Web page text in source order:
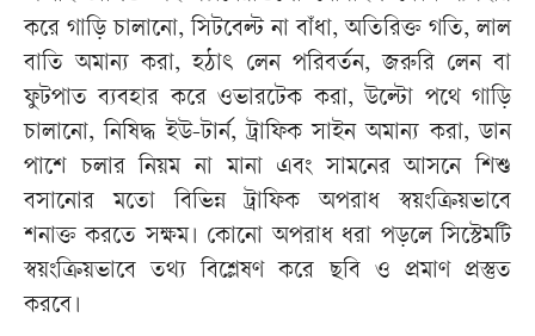
করে গাড়ি চালানো, সিটবেল্ট না বাঁধা, অতিরিক্ত গতি, লাল
বাতি অমান্য করা, হঠাৎ লেন পরিবর্তন, জরুরি লেন বা
ফুটপাত ব্যবহার করে ওভারটেক করা, উল্টো পথে গাড়ি
চালানো, নিষিদ্ধ ইউ-টার্ন, ট্রাফিক সাইন অমান্য করা, ডান
পাশে চলার নিয়ম না মানা এবং সামনের আসনে শিশু
বসানোর মতো বিভিন্ন ট্রাফিক অপরাধ স্বয়ংক্রিয়ভাবে
শনাক্ত করতে সক্ষম। কোনো অপরাধ ধরা পড়লে সিস্টেমটি
স্বয়ংক্রিয়ভাবে তথ্য বিশ্লেষণ করে ছবি ও প্রমাণ প্রস্তুত
করবে।